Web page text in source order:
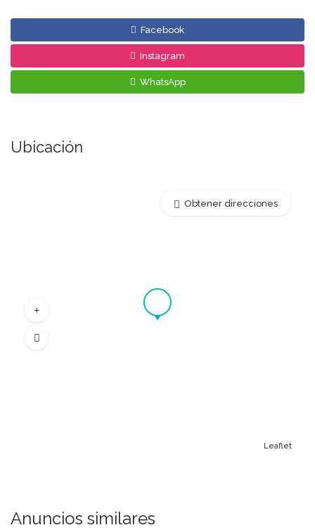
Facebook
Instagram
WhatsApp
Ubicación
Leaflet
Obtener direcciones
Anuncios similares